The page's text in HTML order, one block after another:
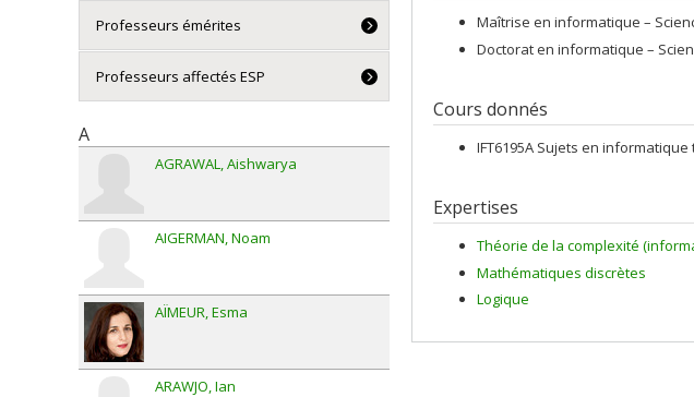
Maîtrise en informatique –
Doctorat en informatique –
Cours donnés
IFT6195A Sujets en
Expertises
Théorie de la complexité
Mathématiques discrètes
Logique
Professeurs émérites
Professeurs affectés ESP
A
AGRAWAL Aishwarya
AIGERMAN Noam
AÏMEUR Esma
ARAWJO Ian